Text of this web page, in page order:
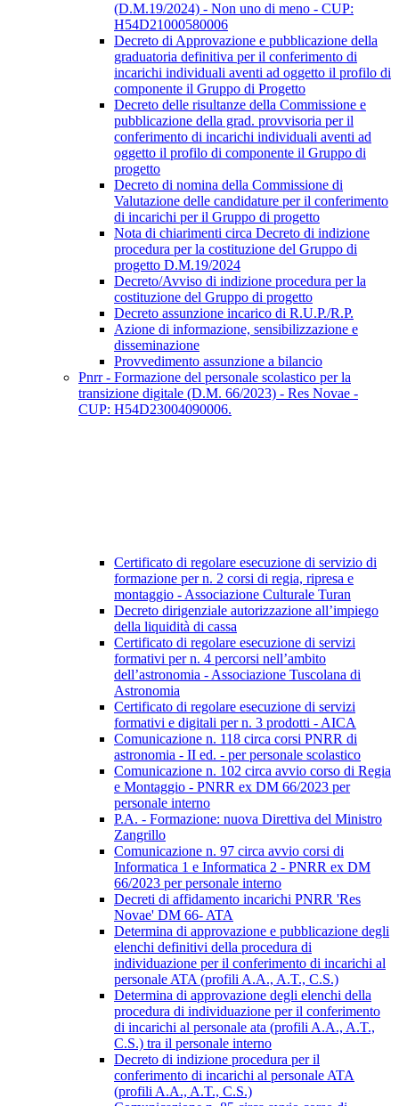
(D.M.19/2024) - Non uno di meno - CUP:
H54D21000580006
Decreto di Approvazione e pubblicazione della
graduatoria definitiva per il conferimento di
incarichi individuali aventi ad oggetto il profilo di
componente il Gruppo di Progetto
Decreto delle risultanze della Commissione e
pubblicazione della grad. provvisoria per il
conferimento di incarichi individuali aventi ad
oggetto il profilo di componente il Gruppo di
progetto
Decreto di nomina della Commissione di
Valutazione delle candidature per il conferimento
di incarichi per il Gruppo di progetto
Nota di chiarimenti circa Decreto di indizione
procedura per la costituzione del Gruppo di
progetto D.M.19/2024
Decreto/Avviso di indizione procedura per la
costituzione del Gruppo di progetto
Decreto assunzione incarico di R.U.P./R.P.
Azione di informazione, sensibilizzazione e
disseminazione
Provvedimento assunzione a bilancio
Pnrr - Formazione del personale scolastico per la
transizione digitale (D.M. 66/2023) - Res Novae -
CUP: H54D23004090006.
Certificato di regolare esecuzione di servizio di
formazione per n. 2 corsi di regia, ripresa e
montaggio - Associazione Culturale Turan
Decreto dirigenziale autorizzazione all’impiego
della liquidità di cassa
Certificato di regolare esecuzione di servizi
formativi per n. 4 percorsi nell’ambito
dell’astronomia - Associazione Tuscolana di
Astronomia
Certificato di regolare esecuzione di servizi
formativi e digitali per n. 3 prodotti - AICA
Comunicazione n. 118 circa corsi PNRR di
astronomia - II ed. - per personale scolastico
Comunicazione n. 102 circa avvio corso di Regia
e Montaggio - PNRR ex DM 66/2023 per
personale interno
P.A. - Formazione: nuova Direttiva del Ministro
Zangrillo
Comunicazione n. 97 circa avvio corsi di
Informatica 1 e Informatica 2 - PNRR ex DM
66/2023 per personale interno
Decreti di affidamento incarichi PNRR 'Res
Novae' DM 66- ATA
Determina di approvazione e pubblicazione degli
elenchi definitivi della procedura di
individuazione per il conferimento di incarichi al
personale ATA (profili A.A., A.T., C.S.)
Determina di approvazione degli elenchi della
procedura di individuazione per il conferimento
di incarichi al personale ata (profili A.A., A.T.,
C.S.) tra il personale interno
Decreto di indizione procedura per il
conferimento di incarichi al personale ATA
(profili A.A., A.T., C.S.)